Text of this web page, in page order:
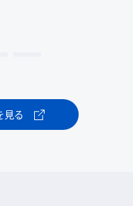
見る